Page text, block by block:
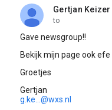
Gertjan Keizer
unread,
to
Gave newsgroup!!
Bekijk mijn page ook
Groetjes
Gertjan
g.ke...@wxs.nl